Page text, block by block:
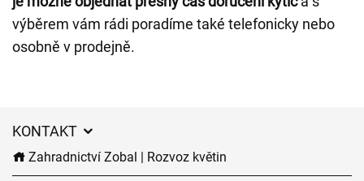
výběrem vám rádi poradíme také telefonicky nebo
osobně v prodejně.
KONTAKT
Zahradnictví Zobal | Rozvoz květin